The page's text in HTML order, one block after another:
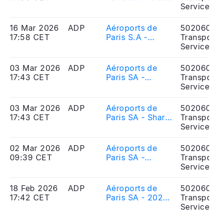
Services
16 Mar 2026
17:58 CET
ADP
Aéroports de
Paris S.A -
Services
03 Mar 2026
17:43 CET
ADP
Aéroports de
Paris SA -
février 2026
Services
03 Mar 2026
17:43 CET
ADP
Aéroports de
Paris SA - Shares
February 2026
Services
02 Mar 2026
09:39 CET
ADP
Aéroports de
Paris SA -
liquidité avec
Rothschild & Cie
Services
18 Feb 2026
17:42 CET
ADP
Aéroports de
Paris SA - 2025
Services